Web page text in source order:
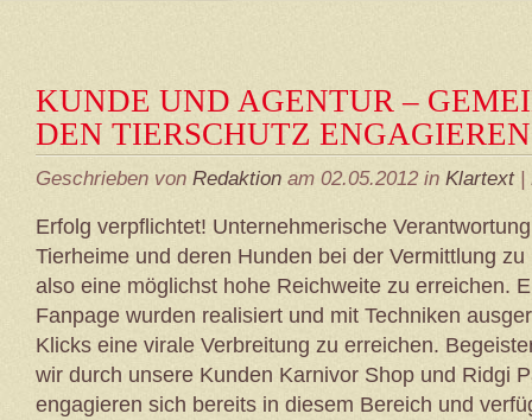
KUNDE UND AGENTUR –
DEN TIERSCHUTZ ENGAGIEREN
Geschrieben von Redaktion am 02.05.2012 in Klartext|
Erfolg verpflichtet! Unternehmerische
Tierheime und deren Hunden bei der Vermittlung
also eine möglichst hohe Reichweite zu erreichen.
Fanpage wurden realisiert und mit Techniken
Klicks eine virale Verbreitung zu erreichen.
wir durch unsere Kunden Karnivor Shop und Ridgi
engagieren sich bereits in diesem Bereich und